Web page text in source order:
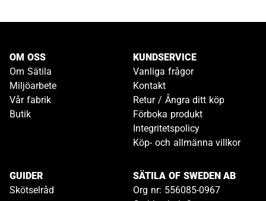
OM OSS
Om Sätila
Miljöarbete
Vår fabrik
Butik
KUNDSERVICE
Vanliga frågor
Kontakt
Retur / Ångra ditt köp
Förboka produkt
Integritetspolicy
Köp- och allmänna villkor
GUIDER
Skötselråd
SÄTILA OF SWEDEN AB
Org nr: 556085-0967